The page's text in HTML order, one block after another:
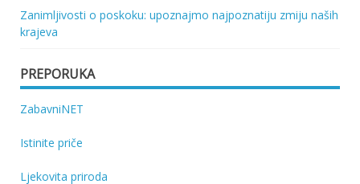
Zanimljivosti o poskoku: upoznajmo najpoznatiju zmiju naših
krajeva
PREPORUKA
ZabavniNET
Istinite priče
Ljekovita priroda